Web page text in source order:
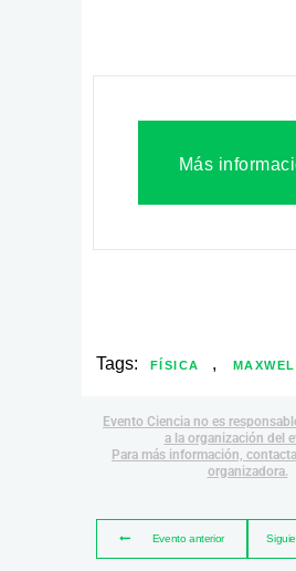
Más
Tags: FÍSICA ,
Evento Ciencia no es
a la organización del
Para más información,
organizadora.
Evento anterior